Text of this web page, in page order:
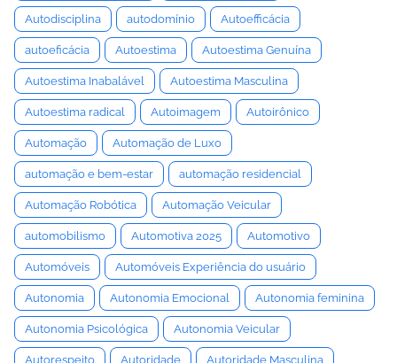
Autodisciplina autodomínio Autoefficácia
autoeficácia Autoestima Autoestima Genuína
Autoestima Inabalável Autoestima Masculina
Autoestima radical Autoimagem Autoirônico
Automação Automação de Luxo
automação e bem-estar automação residencial
Automação Robótica Automação Veicular
automobilismo Automotiva 2025 Automotivo
Automóveis Automóveis Experiência do usuário
Autonomia Autonomia Emocional Autonomia feminina
Autonomia Psicológica Autonomia Veicular
Autorespeito Autoridade Autoridade Masculina